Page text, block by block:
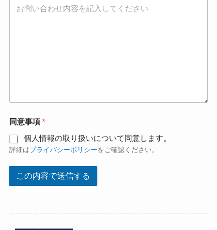
同意事項 *
個人情報の取り扱いについて同意します。
詳細はプライバシーポリシーをご確認ください。
この内容で送信する